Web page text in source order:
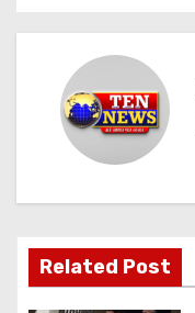
v
i
g
Related Post